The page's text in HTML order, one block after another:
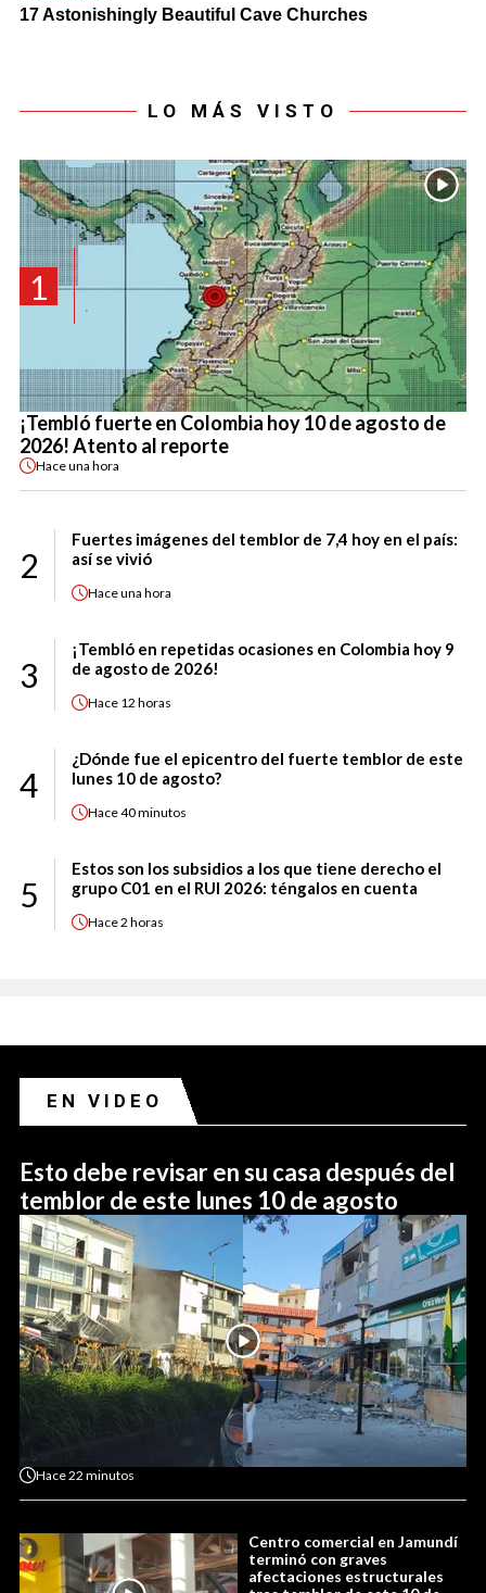
LO MÁS VISTO
1
¡Tembló fuerte en Colombia hoy 10 de agosto de
2026! Atento al reporte
Haceuna hora
2
Fuertes imágenes del temblor de 7,4 hoy en el país:
así se vivió
Haceuna hora
3
¡Tembló en repetidas ocasiones en Colombia hoy 9
de agosto de 2026!
Hace 12 horas
4
¿Dónde fue el epicentro del fuerte temblor de este
lunes 10 de agosto?
Hace40 minutos
5
Estos son los subsidios a los que tiene derecho el
grupo C01 en el RUI 2026: téngalos en cuenta
Hace2 horas
EN VIDEO
Esto debe revisar en su casa después del
temblor de este lunes 10 de agosto
Hace22 minutos
Centro comercial en Jamundí
terminó con graves
afectaciones estructurales